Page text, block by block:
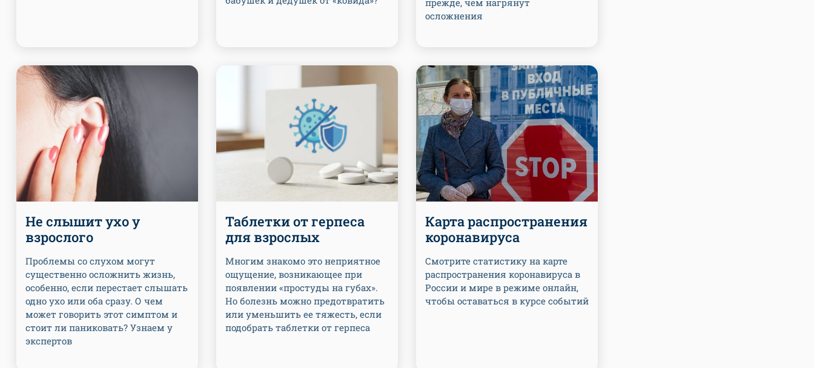
осложнения
Не слышит ухо у
взрослого
Проблемы со слухом могут
существенно осложнить жизнь,
особенно, если перестает слышать
одно ухо или оба сразу. О чем
может говорить этот симптом и
стоит ли паниковать? Узнаем у
экспертов
Таблетки от герпеса
для взрослых
Многим знакомо это неприятное
ощущение, возникающее при
появлении «простуды на губах».
Но болезнь можно предотвратить
или уменьшить ее тяжесть, если
подобрать таблетки от герпеса
Карта распространения
коронавируса
Смотрите статистику на карте
распространения коронавируса в
России и мире в режиме онлайн,
чтобы оставаться в курсе событий